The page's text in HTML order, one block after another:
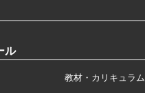
ル
教材・カリキュラム